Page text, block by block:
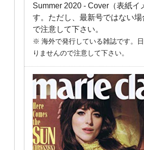
Summer 2020 - Cover（表紙イ
す。ただし、最新号ではない
で注意して下さい。
※ 海外で発行している雑誌です。
りませんので注意して下さい。